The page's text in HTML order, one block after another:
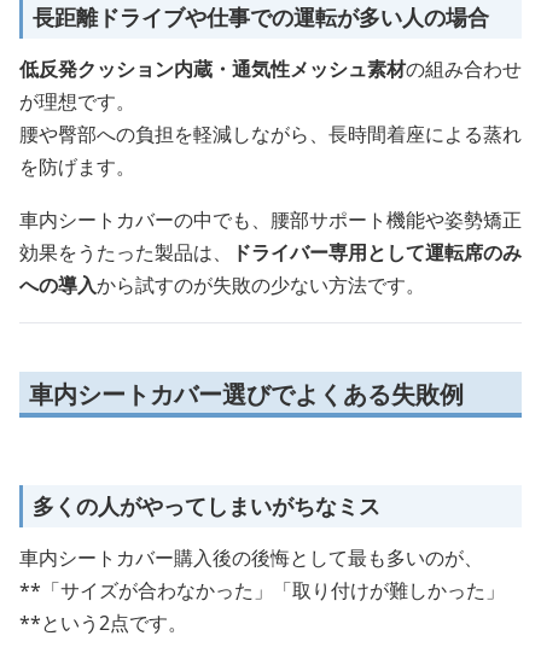
長距離ドライブや仕事での運転が多い人の場合
低反発クッション内蔵・通気性メッシュ素材の組み合わせ
が理想です。
腰や臀部への負担を軽減しながら、長時間着座による蒸れ
を防げます。
車内シートカバーの中でも、腰部サポート機能や姿勢矯正
効果をうたった製品は、
ドライバー専用として運転席のみ
への導入から試すのが失敗の少ない方法です。
車内シートカバー選びでよくある失敗例
多くの人がやってしまいがちなミス
車内シートカバー購入後の後悔として最も多いのが、
**「サイズが合わなかった」「取り付けが難しかった」
**という2点です。